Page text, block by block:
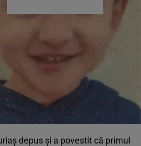
depus și a povestit că primul